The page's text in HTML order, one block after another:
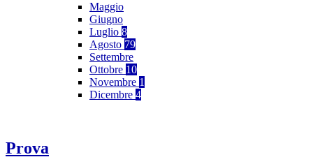
Maggio
Giugno
Luglio 8
Agosto 79
Settembre
Ottobre 10
Novembre 1
Dicembre 4
Prova